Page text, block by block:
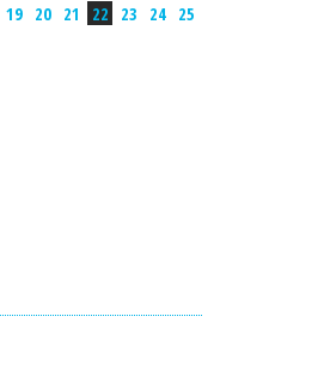
19 20 21 22 23 24 25